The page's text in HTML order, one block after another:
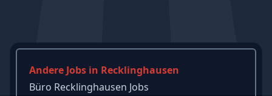
Andere Jobs in Recklinghausen
Büro Recklinghausen Jobs